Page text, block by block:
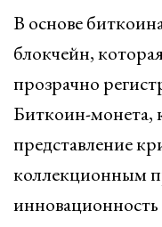
В основе
блокчейн,
прозрачно
Биткоин-монета,
представление
коллекционным
инновационность